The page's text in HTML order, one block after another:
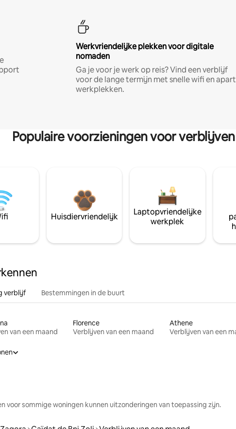
Werkvriendelijke plekken voor digitale
nomaden
Ga je voor je werk op reis? Vind een verblijf
voor de lange termijn met snelle wifi en
werkplekken.
Populaire voorzieningen voor
Huisdiervriendelijk
Laptopvriendelijke
werkplek
verblijf Bestemmingen in de buurt
van een maand
Florence
Verblijven van een maand
Athene
Verblijven van een
voor sommige woningen kunnen uitzonderingen van toepassing zijn.